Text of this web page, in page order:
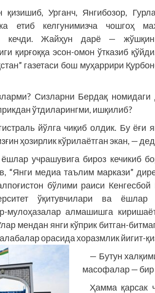
қизишиб, Урганч, Янгибозор,
етиб келгунимизча чошгоҳ
кечди. Жайҳун дарё —
қирғоққа эсон-­омон ўтказиб
газетаси бош муҳаррири
Сизларни Бердақ номидаги
ўтдиларингми, ишқилиб?
йўлга чиқиб олдик. Бу ёғи
ҳозирлик кўрилаётган экан, —
учрашувига бироз кечикиб
“Янги медиа таълим маркази”
бўлими раиси
ўқитувчилари ва
мулоҳазалар алмашишга
мендан янги кўприк битган-
орасида хоразмлик йигит-
— Бутун
масофалар — бир
Ҳамма қарсак